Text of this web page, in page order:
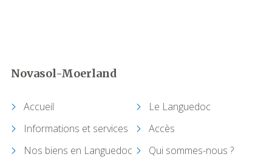
Capestang
Novasol-Moerland
Accueil
Le Languedoc
Informations et services
Accès
Nos biens en Languedoc
Qui sommes-nous ?